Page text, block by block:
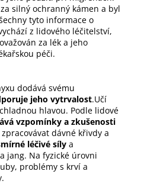
silný ochranný kámen a byl
tyto informace o
z lidového léčitelství,
za lék a jeho
péči.
dodává svému
jeho vytrvalost.Učí
hlavou. Podle lidové
vzpomínky a zkušenosti
dávné křivdy a
léčivé síly a
jang. Na fyzické úrovni
problémy s krví a